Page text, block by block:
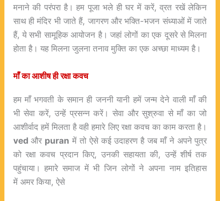
मनाने की परंपरा है। हम पूजा भले ही घर में करें, व्रत रखें लेकिन
साथ ही मंदिर भी जाते हैं, जागरण और भक्ति-भजन संध्याओं में जाते
हैं, ये सभी सामूहिक आयोजन है। जहां लोगों का एक दूसरे से मिलना
होता है। यह मिलना जुलना तनाव मुक्ति का एक अच्छा माध्यम है।
माँ का आशीष ही रक्षा कवच
हम माँ भगवती के समान ही जननी यानी हमें जन्म देने वाली माँ की
भी सेवा करें, उन्हें प्रसन्न करें। सेवा और सुश्रुवा से माँ का जो
आशीर्वाद हमें मिलता है वही हमारे लिए रक्षा कवच का काम करता है।
ved और puran में तो ऐसे कई उदाहरण है जब माँ ने अपने पुत्र
को रक्षा कवच प्रदान किए, उनकी सहायता की, उन्हें शीर्ष तक
पहुंचाया। हमारे समाज में भी जिन लोगों ने अपना नाम इतिहास
में अमर किया, ऐसे